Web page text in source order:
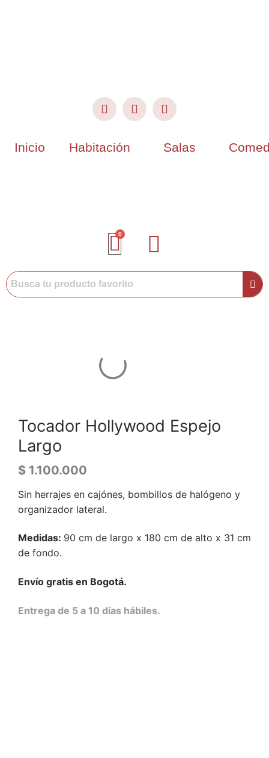
Inicio Habitación Salas
Tocador Hollywood Espejo
Largo
$ 1.100.000
Sin herrajes en cajónes, bombillos de halógeno y
organizador lateral.
Medidas: 90 cm de largo x 180 cm de alto x 31 cm
de fondo.
Envío gratis en Bogotá.
Entrega de 5 a 10 días hábiles.